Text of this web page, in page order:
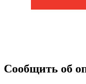
Сообщить об